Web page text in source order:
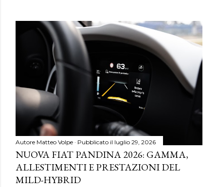
Autore Matteo Volpe Pubblicato il luglio 29, 2026
NUOVA FIAT PANDINA 2026: GAMMA,
ALLESTIMENTI E PRESTAZIONI DEL
MILD-HYBRID